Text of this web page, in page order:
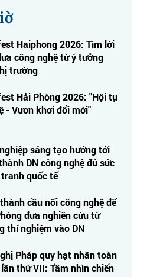
Haiphong 2026: Tìm lời
công nghệ từ ý tưởng
trường
Hải Phòng 2026: "Hội tụ
- Vươn khơi đổi mới"
sáng tạo hướng tới
DN công nghệ đủ sức
quốc tế
cầu nối công nghệ để
đưa nghiên cứu từ
thí nghiệm vào DN
Pháp quy hạt nhân toàn
thứ VII: Tầm nhìn chiến